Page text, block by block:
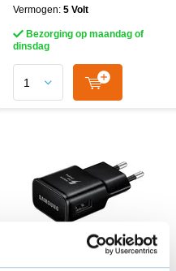
Vermogen: 5 Volt
Bezorging op maandag of
dinsdag